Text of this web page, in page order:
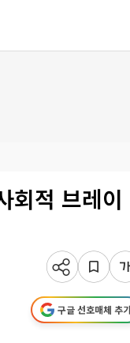
회적 브레이
구글 선호매체 추